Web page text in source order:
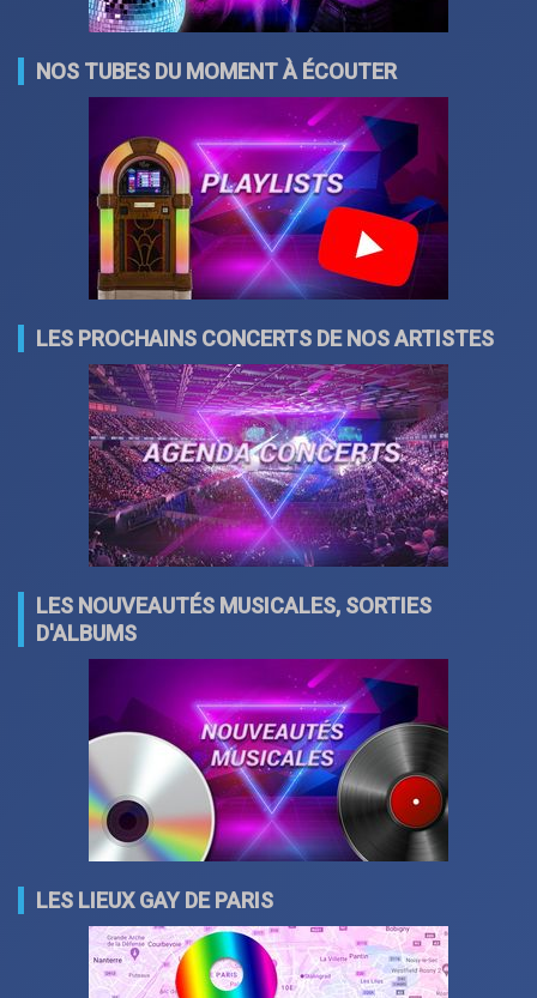
NOS TUBES DU MOMENT À ÉCOUTER
LES PROCHAINS CONCERTS DE NOS ARTISTES
LES NOUVEAUTÉS MUSICALES, SORTIES
D'ALBUMS
LES LIEUX GAY DE PARIS